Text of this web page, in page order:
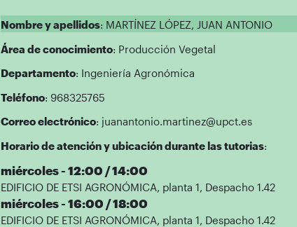
Nombre y apellidos: MARTÍNEZ LÓPEZ, JUAN ANTONIO
Área de conocimiento: Producción Vegetal
Departamento: Ingeniería Agronómica
Teléfono: 968325765
Correo electrónico: juanantonio.martinez@upct.es
Horario de atención y ubicación durante las tutorias:
miércoles - 12:00 / 14:00
EDIFICIO DE ETSI AGRONÓMICA, planta 1, Despacho 1.42
miércoles - 16:00 / 18:00
EDIFICIO DE ETSI AGRONÓMICA, planta 1, Despacho 1.42